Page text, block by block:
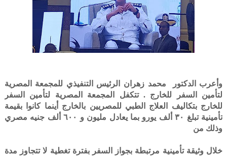
وأعرب الدكتور محمد زهران الرئيس التنفيذي للمجمعة المصرية
لتأمين السفر للخارج . تتكفل المجمعة المصرية لتأمين السفر
للخارج بتكاليف العلاج الطبي للمصريين بالخارج أينما كانوا بقيمة
تأمينية تبلغ ٣٠ ألف يورو بما يعادل مليون و ٦٠٠ ألف جنيه مصري
وذلك من
خلال وثيقة تأمينية مرتبطة بجواز السفر بفترة تغطية لا تتجاوز مدة